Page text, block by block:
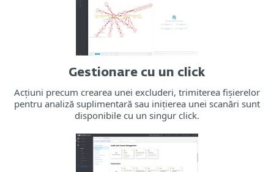
Gestionare cu un click
Acțiuni precum crearea unei excluderi, trimiterea fișierelor
pentru analiză suplimentară sau inițierea unei scanări sunt
disponibile cu un singur click.